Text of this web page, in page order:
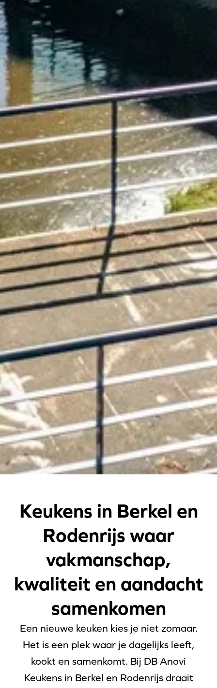
Keukens in Berkel en
Rodenrijs waar
vakmanschap,
kwaliteit en aandacht
samenkomen
Een nieuwe keuken kies je niet zomaar.
Het is een plek waar je dagelijks leeft,
kookt en samenkomt. Bij DB Anovi
Keukens in Berkel en Rodenrijs draait